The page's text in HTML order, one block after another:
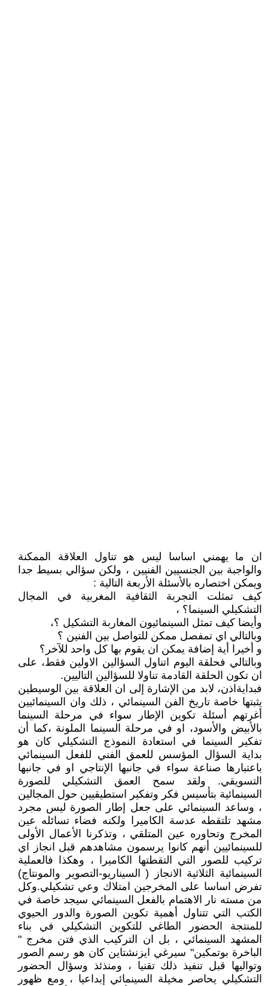
ان ما يهمني اساسا ليس هو تناول العلاقة الممكنة
والواجبة بين الجنسيين الفنيين ، ولكن سؤالي بسيط جدا
ويمكن اختصاره بالأسئلة الأربعة التالية :
كيف تمثلت التجربة الثقافية المغربية في المجال
التشكيلي السينما؟ ،
وأيضا كيف تمثل السينمائيون المغاربة التشكيل ؟،
وبالتالي اي تمفصل ممكن للتواصل بين الفنين ؟
و أخيرا أية إضافة يمكن ان يقوم بها كل واحد للآخر؟
وبالتالي فحلقة اليوم اتناول السؤالين الاولين فقط، على
ان تكون الحلقة القادمة تناولا للسؤالين التاليين.
فبدايةاذن، لابد من الإشارة إلى ان العلاقة بين الوسيطين
يثبتها خاصة تاريخ الفن السينمائي ، ذلك وان السينمائيين
أغرتهم أسئلة تكوين الإطار سواء في مرحلة السينما
بالأبيض والأسود، او في مرحلة السينما الملونة ،كما أن
تفكير السينما في استعادة النموذج التشكيلي كان هو
بداية السؤال المؤسس للعمق الفني للفعل السينمائي
باعتبارها صناعة سواء في جانبها الإنتاجي او في جانبها
التسويقي. ولقد سمح العمق التشكيلي للصورة
السينمائية بتأسيس فكر وتفكير استطيقيين حول المجالين
، وساعد السينمائي على جعل إطار الصورة ليس مجرد
مشهد تلتقطه عدسة الكاميرا ولكنه فضاء تسائله عين
المخرج وتحاوره عين المتلقي ، وتذكرنا الأعمال الأولى
للسينمائيين أنهم كانوا يرسمون مشاهدهم قبل انجاز اي
تركيب للصور التي التقطتها الكاميرا ، وهكذا فالعملية
السينمائية الثلاثية الانجاز ( السيناريو-التصوير والمونتاج)
تفرض اساسا على المخرجين امتلاك وعي تشكيلي.وكل
من مسته نار الاهتمام بالفعل السينمائي سيجد خاصة في
الكتب التي تتناول أهمية تكوين الصورة والدور الحيوي
للمنتجة الحضور الطاغي للتكوين التشكيلي في بناء
المشهد السينمائي ، بل ان التركيب الذي فتن مخرج "
الباخرة بوتمكين" سيرغي ايزنشتاين كان هو رسم الصور
وتواليها قبل تنفيذ ذلك تقنيا ، ومنذئذ وسؤال الحضور
التشكيلي يحاصر مخيلة السينمائي إبداعيا ، ومع ظهور